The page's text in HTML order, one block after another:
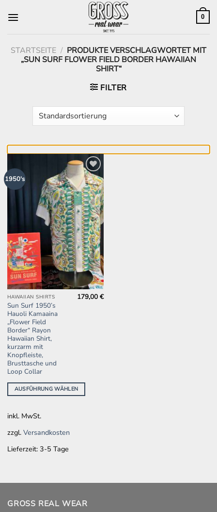
Inhalt
0
STARTSEITE / PRODUKTE VERSCHLAGWORTET MIT
„SUN SURF FLOWER FIELD BORDER HAWAIIAN
SHIRT“
FILTER
1950's
Zur
Wunschliste
hinzufügen
HAWAIIAN SHIRTS
Sun Surf 1950’s
Hauoli Kamaaina
„Flower Field
Border“ Rayon
Hawaiian Shirt,
kurzarm mit
Knopfleiste,
Brusttasche und
Loop Collar
179,00€
AUSFÜHRUNG WÄHLEN
Dieses
Produkt
weist
mehrere
Varianten
auf.
Die
Optionen
auf
gewählt
werden
inkl. MwSt.
zzgl. Versandkosten
Lieferzeit: 3-5 Tage
GROSS REAL WEAR